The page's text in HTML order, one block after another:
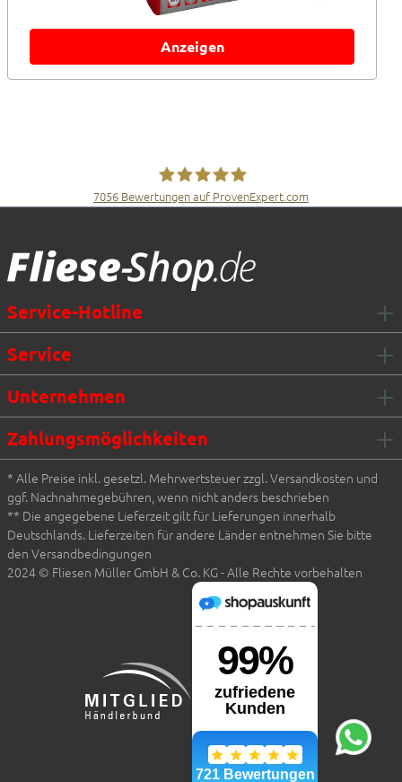
Anzeigen
7056 Bewertungen auf ProvenExpert.com
Service-Hotline
Service
Unternehmen
Zahlungsmöglichkeiten
* Alle Preise inkl. gesetzl. Mehrwertsteuer zzgl. Versandkosten und
ggf. Nachnahmegebühren, wenn nicht anders beschrieben
** Die angegebene Lieferzeit gilt für Lieferungen innerhalb
Deutschlands. Lieferzeiten für andere Länder entnehmen Sie bitte
den Versandbedingungen
2024 © Fliesen Müller GmbH & Co. KG - Alle Rechte vorbehalten